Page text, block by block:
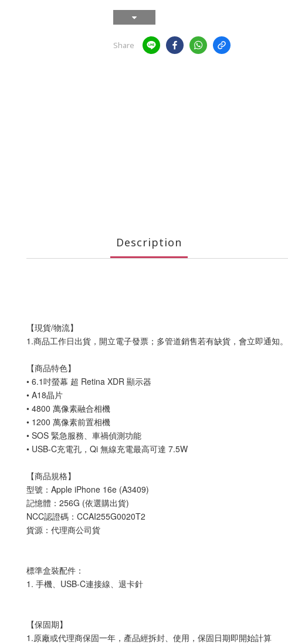
Share
Description
【現貨/物流】
1.商品工作日出貨，開立電子發票；多管道銷售若有缺貨，會立即通知。
【商品特色】
• 6.1吋螢幕 超 Retina XDR 顯示器
• A18晶片
• 4800 萬像素融合相機
• 1200 萬像素前置相機
• SOS 緊急服務、車禍偵測功能
• USB-C充電孔，Qi 無線充電最高可達 7.5W
【商品規格】
型號：Apple iPhone 16e (A3409)
記憶體：256G (依選購出貨)
NCC認證碼：CCAI255G0020T2
貨源：代理商公司貨
標準盒裝配件：
1. 手機、USB-C連接線、退卡針
【保固期】
1.原廠或代理商保固一年，產品經拆封、使用，保固日期即開始計算